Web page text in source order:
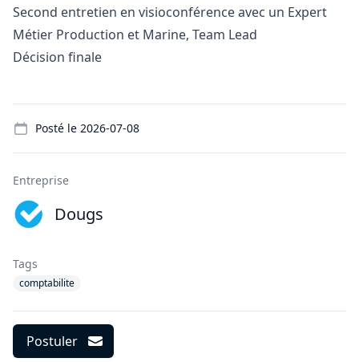
Second entretien en visioconférence avec un Expert
Métier Production et Marine, Team Lead
Décision finale
Posté le 2026-07-08
Entreprise
Dougs
Tags
comptabilite
Postuler